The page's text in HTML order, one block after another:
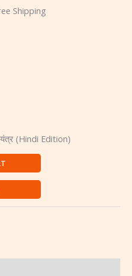
Shipping
यंत्र (Hindi Edition)